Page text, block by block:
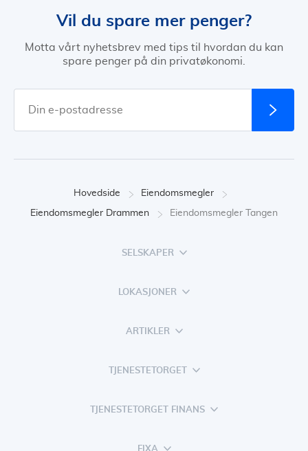
Vil du spare mer penger?
Motta vårt nyhetsbrev med tips til hvordan du kan
spare penger på din privatøkonomi.
Hovedside Eiendomsmegler
Eiendomsmegler Drammen Eiendomsmegler Tangen
SELSKAPER
LOKASJONER
ARTIKLER
TJENESTETORGET
TJENESTETORGET FINANS
FIXA